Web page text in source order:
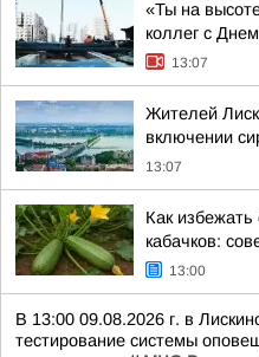
«Ты на
коллег с
13:07
Жителей
включении
13:07
Как
кабачков:
13:00
В 13:00 09.08.2026 г. в
тестирование системы